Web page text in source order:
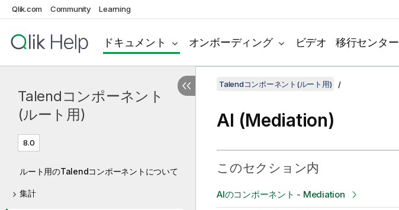
Qlik.com Community Learning
ドキュメント オンボーディング ビデオ 移行センター
Talendコンポーネント
(ルート用)
8.0
ルート用のTalendコンポーネントについて
集計
Talendコンポーネント(ルート用)
AI (Mediation)
このセクション内
AIのコンポーネント - Mediation